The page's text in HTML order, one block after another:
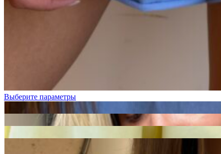
Черный
Выберите параметры